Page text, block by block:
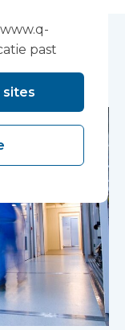
past
sites